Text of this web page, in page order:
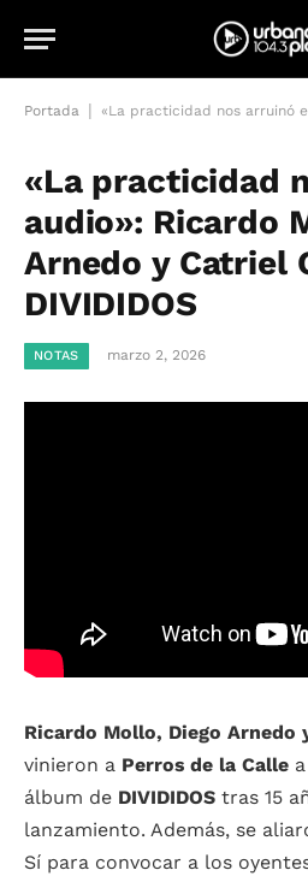
Portada «La practicidad nos arruinó el audio»: Ricardo
«La practicidad
audio»: Ricardo
Arnedo y Catriel
DIVIDIDOS
NOTAS marzo 2, 2026
Ricardo Mollo, Diego Arnedo
vinieron a Perros de la Calle
álbum de DIVIDIDOS tras 15
lanzamiento. Además, se
Sí para convocar a los